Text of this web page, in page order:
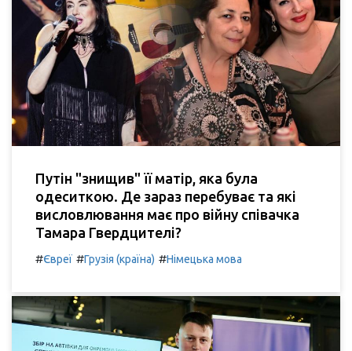
Путін "знищив" її матір, яка була
одеситкою. Де зараз перебуває та які
висловлювання має про війну співачка
Тамара Гвердцителі?
#Євреї #Грузія (країна) #Німецька мова